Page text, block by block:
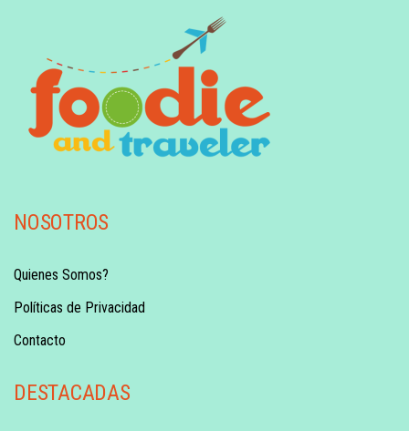
NOSOTROS
Quienes Somos?
Políticas de Privacidad
Contacto
DESTACADAS